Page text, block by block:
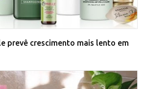
prevê crescimento mais lento em